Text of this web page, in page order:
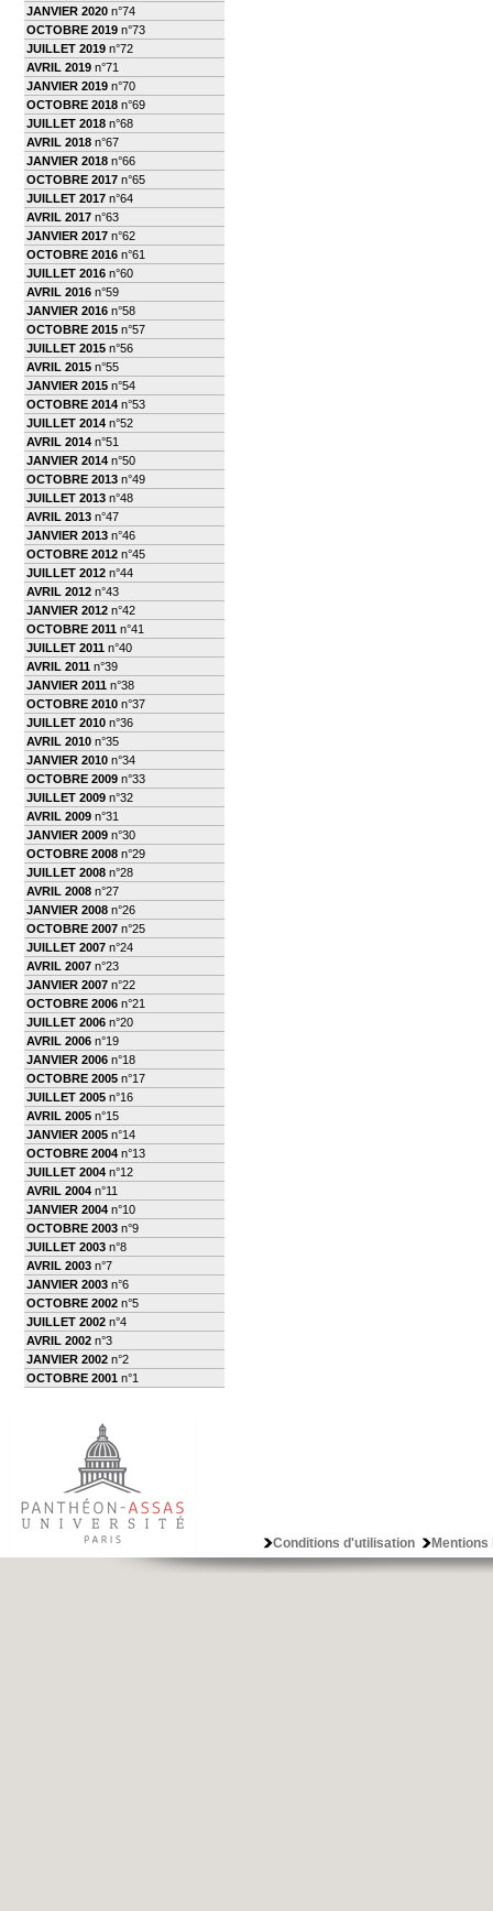
JANVIER 2020 n°74
OCTOBRE 2019 n°73
JUILLET 2019 n°72
AVRIL 2019 n°71
JANVIER 2019 n°70
OCTOBRE 2018 n°69
JUILLET 2018 n°68
AVRIL 2018 n°67
JANVIER 2018 n°66
OCTOBRE 2017 n°65
JUILLET 2017 n°64
AVRIL 2017 n°63
JANVIER 2017 n°62
OCTOBRE 2016 n°61
JUILLET 2016 n°60
AVRIL 2016 n°59
JANVIER 2016 n°58
OCTOBRE 2015 n°57
JUILLET 2015 n°56
AVRIL 2015 n°55
JANVIER 2015 n°54
OCTOBRE 2014 n°53
JUILLET 2014 n°52
AVRIL 2014 n°51
JANVIER 2014 n°50
OCTOBRE 2013 n°49
JUILLET 2013 n°48
AVRIL 2013 n°47
JANVIER 2013 n°46
OCTOBRE 2012 n°45
JUILLET 2012 n°44
AVRIL 2012 n°43
JANVIER 2012 n°42
OCTOBRE 2011 n°41
JUILLET 2011 n°40
AVRIL 2011 n°39
JANVIER 2011 n°38
OCTOBRE 2010 n°37
JUILLET 2010 n°36
AVRIL 2010 n°35
JANVIER 2010 n°34
OCTOBRE 2009 n°33
JUILLET 2009 n°32
AVRIL 2009 n°31
JANVIER 2009 n°30
OCTOBRE 2008 n°29
JUILLET 2008 n°28
AVRIL 2008 n°27
JANVIER 2008 n°26
OCTOBRE 2007 n°25
JUILLET 2007 n°24
AVRIL 2007 n°23
JANVIER 2007 n°22
OCTOBRE 2006 n°21
JUILLET 2006 n°20
AVRIL 2006 n°19
JANVIER 2006 n°18
OCTOBRE 2005 n°17
JUILLET 2005 n°16
AVRIL 2005 n°15
JANVIER 2005 n°14
OCTOBRE 2004 n°13
JUILLET 2004 n°12
AVRIL 2004 n°11
JANVIER 2004 n°10
OCTOBRE 2003 n°9
JUILLET 2003 n°8
AVRIL 2003 n°7
JANVIER 2003 n°6
OCTOBRE 2002 n°5
JUILLET 2002 n°4
AVRIL 2002 n°3
JANVIER 2002 n°2
OCTOBRE 2001 n°1
Conditions d'utilisation Mentions